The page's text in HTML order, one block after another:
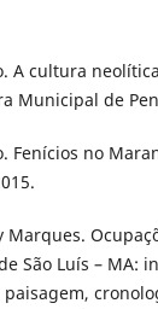
A cultura
Municipal de
Fenícios no
Marques.
São Luís – MA: